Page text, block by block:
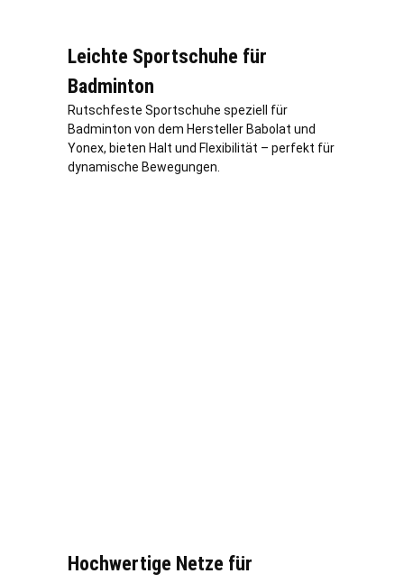
Leichte Sportschuhe für
Badminton
Rutschfeste Sportschuhe speziell für
Badminton von dem Hersteller Babolat und
Yonex, bieten Halt und Flexibilität – perfekt für
dynamische Bewegungen.
Hochwertige Netze für